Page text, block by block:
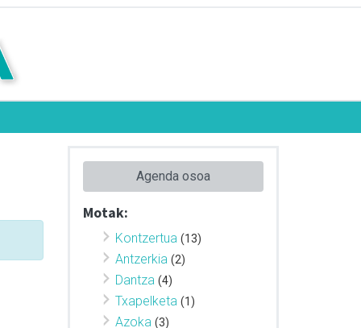
Agenda osoa
Motak:
Kontzertua (13)
Antzerkia (2)
Dantza (4)
Txapelketa (1)
Azoka (3)